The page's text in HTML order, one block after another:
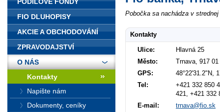
Pobočka sa nachádza v
Kontakty
Ulice:
Hlavná 25
Město:
Trnava, 917 01
GPS:
48°22'31.2"N,
Tel:
+421 332 850
421, +421 332
E-mail:
trnava@fio.sk
FIO DLUHOPISY
AKCIE A OBCHODOVÁNÍ
ZPRAVODAJSTVÍ
O NÁS
Kontakty
Napište nám
Dokumenty, ceníky